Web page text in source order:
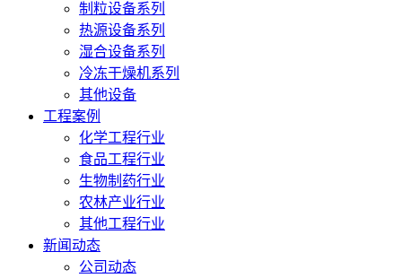
制粒设备系列
热源设备系列
湿合设备系列
冷冻干燥机系列
其他设备
工程案例
化学工程行业
食品工程行业
生物制药行业
农林产业行业
其他工程行业
新闻动态
公司动态